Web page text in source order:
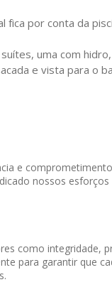
fica por conta da
uma com
e vista para o
e
nossos
como integridade,
para garantir que